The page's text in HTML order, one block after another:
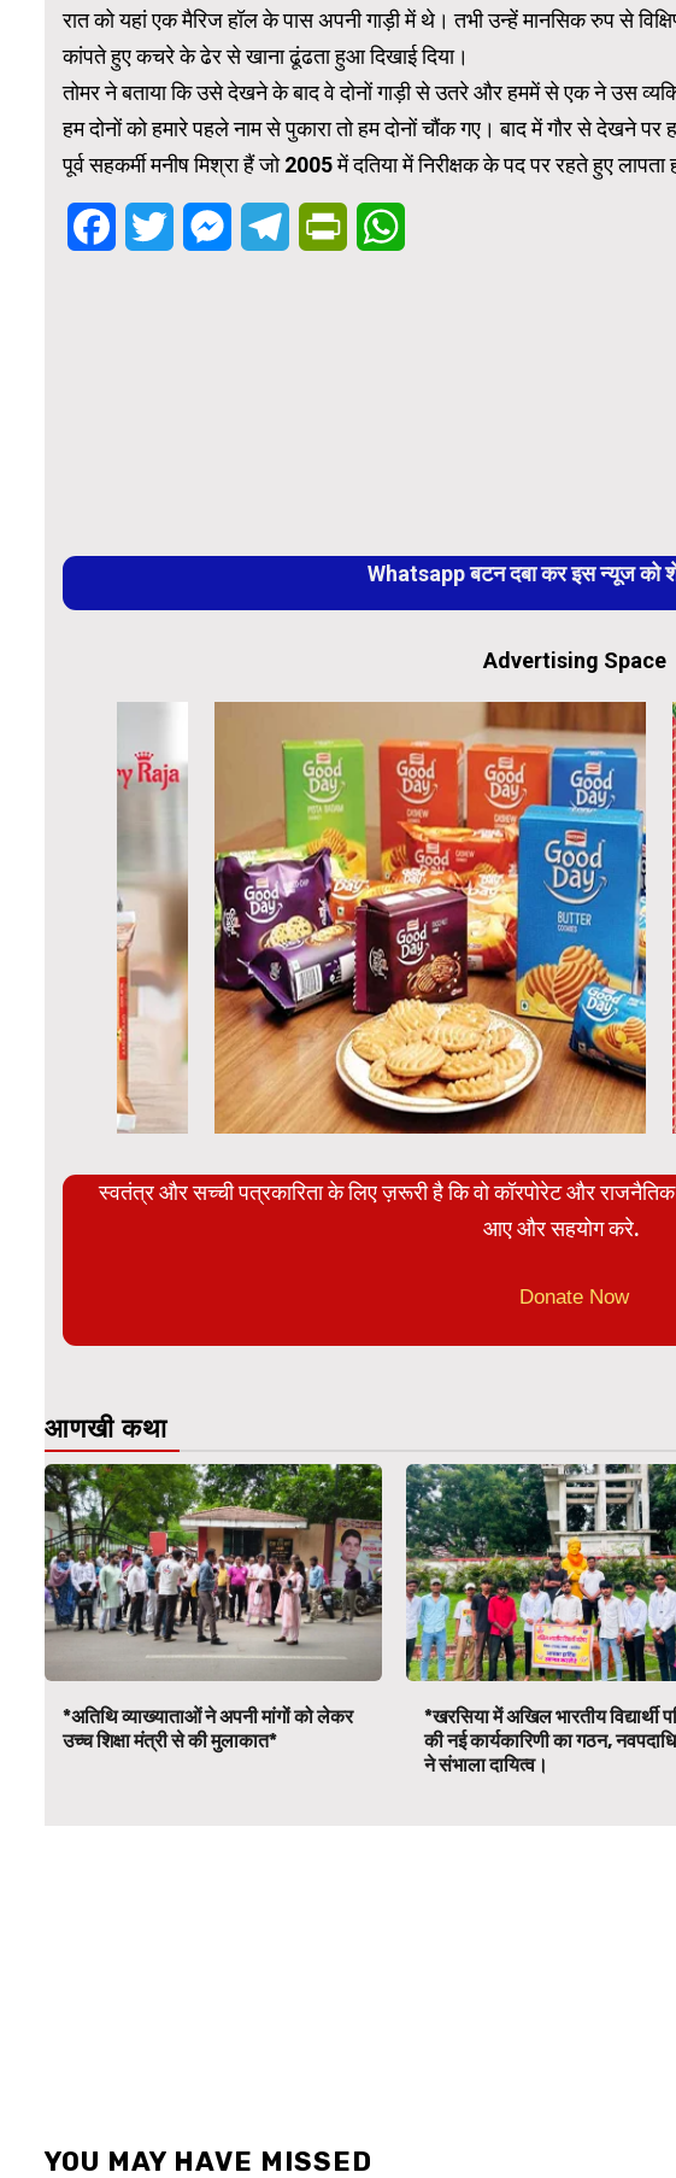
रात को यहां एक मैरिज हॉल के पास अपनी गाड़ी में थे। तभी उन्हें मानसिक रुप से
कांपते हुए कचरे के ढेर से खाना ढूंढता हुआ दिखाई दिया।
तोमर ने बताया कि उसे देखने के बाद वे दोनों गाड़ी से उतरे और हममें से एक ने उस
हम दोनों को हमारे पहले नाम से पुकारा तो हम दोनों चौंक गए। बाद में गौर से देखने
पूर्व सहकर्मी मनीष मिश्रा हैं जो 2005 में दतिया में निरीक्षक के पद पर रहते हुए लापता
FacebookTwitter MessengerTelegramPrintFriendly
Whatsapp बटन दबा कर इस न्यूज को
Advertising Space
स्वतंत्र और सच्ची पत्रकारिता के लिए ज़रूरी है कि वो कॉरपोरेट और
आए और सहयोग करे.
Donate Now
आणखी कथा
*अतिथि व्याख्याताओं ने अपनी मांगों को लेकर
उच्च शिक्षा मंत्री से की मुलाकात*
*खरसिया में अखिल भारतीय विद्यार्थी
की नई कार्यकारिणी का गठन,
ने संभाला दायित्व।
YOU MAY HAVE MISSED